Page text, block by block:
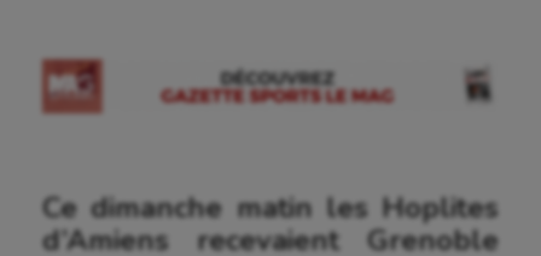
Ce dimanche matin les Hoplites
d’Amiens recevaient Grenoble